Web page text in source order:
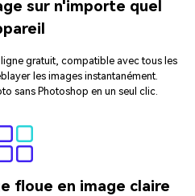
sur n'importe quel
gratuit, compatible avec tous les
les images instantanément.
sans Photoshop en un seul clic.
floue en image claire